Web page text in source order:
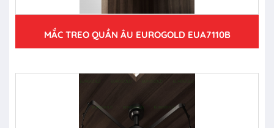
MẮC TREO QUẦN ÂU EUROGOLD EUA7110B